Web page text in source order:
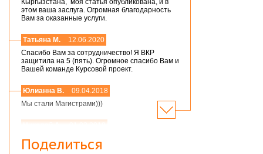
Кыргызстана, моя статья опубликована, и в
этом ваша заслуга. Огромная благодарность
Вам за оказанные услуги.
Татьяна М.
12.06.2020
Спасибо Вам за сотрудничество! Я ВКР
защитила на 5 (пять). Огромное спасибо Вам и
Вашей команде Курсовой проект.
Юлианна В.
09.04.2018
Мы стали Магистрами)))
Мария,добрый день! Спасибо большое.
Защитился на 4!всего доброго
Поделиться